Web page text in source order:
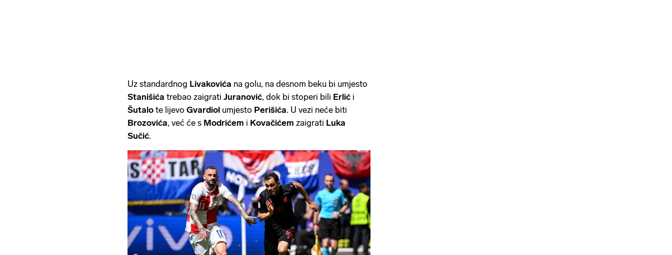
Uz standardnog Livakovića na golu, na desnom beku bi umjesto
Stanišića trebao zaigrati Juranović, dok bi stoperi bili Erlić i
Šutalo te lijevo Gvardiol umjesto Perišića. U vezi neće biti
Brozovića, već će s Modrićem i Kovačićem zaigrati Luka
Sučić.